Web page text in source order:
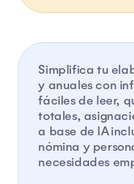
Simplifica tu
y anuales con
fáciles de leer,
totales,
a base de IA
nómina y
necesidades